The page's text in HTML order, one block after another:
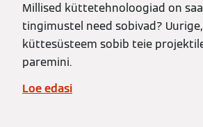
Millised küttetehnoloogiad on
tingimustel need sobivad?
küttesüsteem sobib teie
paremini.
Loe edasi